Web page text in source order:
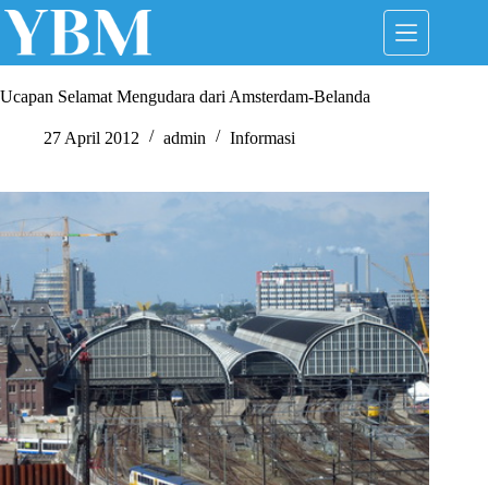
Skip
Ucapan Selamat Mengudara dari Amsterdam-Belanda
27 April 2012 admin Informasi